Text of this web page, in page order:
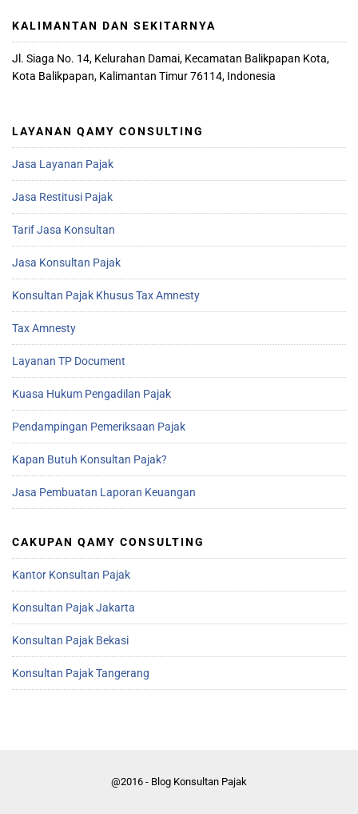
KALIMANTAN DAN SEKITARNYA
Jl. Siaga No. 14, Kelurahan Damai, Kecamatan Balikpapan Kota,
Kota Balikpapan, Kalimantan Timur 76114, Indonesia
LAYANAN QAMY CONSULTING
Jasa Layanan Pajak
Jasa Restitusi Pajak
Tarif Jasa Konsultan
Jasa Konsultan Pajak
Konsultan Pajak Khusus Tax Amnesty
Tax Amnesty
Layanan TP Document
Kuasa Hukum Pengadilan Pajak
Pendampingan Pemeriksaan Pajak
Kapan Butuh Konsultan Pajak?
Jasa Pembuatan Laporan Keuangan
CAKUPAN QAMY CONSULTING
Kantor Konsultan Pajak
Konsultan Pajak Jakarta
Konsultan Pajak Bekasi
Konsultan Pajak Tangerang
@2016 - Blog Konsultan Pajak